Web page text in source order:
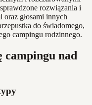
rozwiązania i
głosami innych
do świadomego,
campingu rodzinnego.
campingu nad